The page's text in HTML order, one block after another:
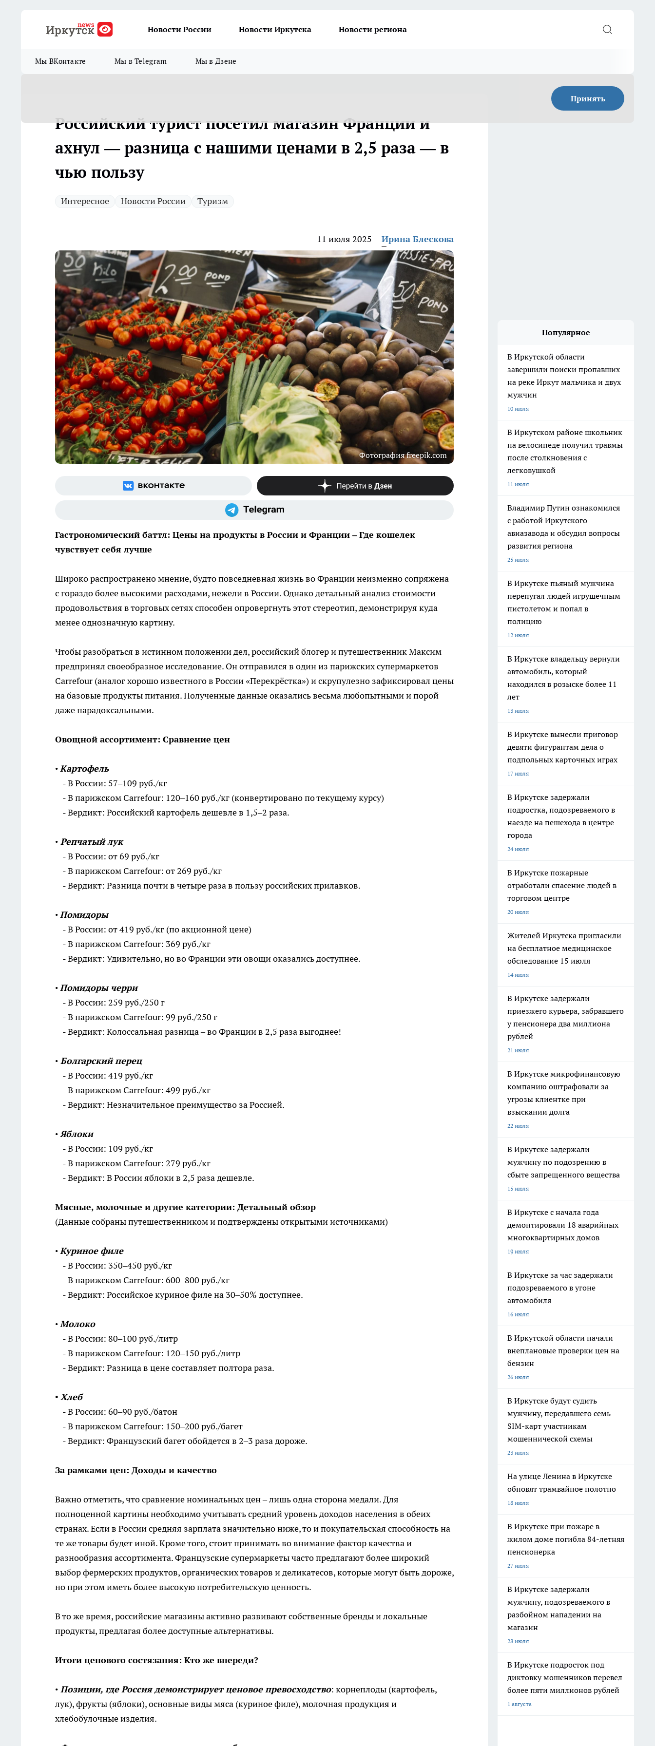
Новости России Новости Иркутска Новости региона
Мы ВКонтакте Мы в Telegram Мы в Дзене
Принять
Российский турист посетил магазин Франции и
ахнул — разница с нашими ценами в 2,5 раза — в
чью пользу
Интересное Новости России Туризм
11 июля 2025 Ирина Блескова
Фотография freepik.com
Гастрономический баттл: Цены на продукты в России и Франции – Где кошелек
чувствует себя лучше
Широко распространено мнение, будто повседневная жизнь во Франции неизменно сопряжена
с гораздо более высокими расходами, нежели в России. Однако детальный анализ стоимости
продовольствия в торговых сетях способен опровергнуть этот стереотип, демонстрируя куда
менее однозначную картину.
Чтобы разобраться в истинном положении дел, российский блогер и путешественник Максим
предпринял своеобразное исследование. Он отправился в один из парижских супермаркетов
Carrefour (аналог хорошо известного в России «Перекрёстка») и скрупулезно зафиксировал цены
на базовые продукты питания. Полученные данные оказались весьма любопытными и порой
даже парадоксальными.
Овощной ассортимент: Сравнение цен
•Картофель
- В России: 57–109 руб./кг
- В парижском Carrefour: 120–160 руб./кг (конвертировано по текущему курсу)
- Вердикт: Российский картофель дешевле в 1,5–2 раза.
• Репчатый лук
- В России: от 69 руб./кг
- В парижском Carrefour: от 269 руб./кг
- Вердикт: Разница почти в четыре раза в пользу российских прилавков.
•Помидоры
- В России: от 419 руб./кг (по акционной цене)
- В парижском Carrefour: 369 руб./кг
- Вердикт: Удивительно, но во Франции эти овощи оказались доступнее.
•Помидоры черри
- В России: 259 руб./250 г
- В парижском Carrefour: 99 руб./250 г
- Вердикт: Колоссальная разница – во Франции в 2,5 раза выгоднее!
• Болгарский перец
- В России: 419 руб./кг
- В парижском Carrefour: 499 руб./кг
- Вердикт: Незначительное преимущество за Россией.
•Яблоки
- В России: 109 руб./кг
- В парижском Carrefour: 279 руб./кг
- Вердикт: В России яблоки в 2,5 раза дешевле.
Мясные, молочные и другие категории: Детальный обзор
(Данные собраны путешественником и подтверждены открытыми источниками)
•Куриное филе
- В России: 350–450 руб./кг
- В парижском Carrefour: 600–800 руб./кг
- Вердикт: Российское куриное филе на 30–50% доступнее.
•Молоко
- В России: 80–100 руб./литр
- В парижском Carrefour: 120–150 руб./литр
- Вердикт: Разница в цене составляет полтора раза.
• Хлеб
- В России: 60–90 руб./батон
- В парижском Carrefour: 150–200 руб./багет
- Вердикт: Французский багет обойдется в 2–3 раза дороже.
За рамками цен: Доходы и качество
Важно отметить, что сравнение номинальных цен – лишь одна сторона медали. Для
полноценной картины необходимо учитывать средний уровень доходов населения в обеих
странах. Если в России средняя зарплата значительно ниже, то и покупательская способность на
те же товары будет иной. Кроме того, стоит принимать во внимание фактор качества и
разнообразия ассортимента. Французские супермаркеты часто предлагают более широкий
выбор фермерских продуктов, органических товаров и деликатесов, которые могут быть дороже,
но при этом иметь более высокую потребительскую ценность.
В то же время, российские магазины активно развивают собственные бренды и локальные
продукты, предлагая более доступные альтернативы.
Итоги ценового состязания: Кто же впереди?
• Позиции, где Россия демонстрирует ценовое превосходство: корнеплоды (картофель,
лук), фрукты (яблоки), основные виды мяса (куриное филе), молочная продукция и
хлебобулочные изделия.
Популярное
В Иркутской области
завершили поиски пропавших
на реке Иркут мальчика и двух
мужчин
10 июля
В Иркутском районе школьник
на велосипеде получил травмы
после столкновения с
легковушкой
11 июля
Владимир Путин ознакомился
с работой Иркутского
авиазавода и обсудил вопросы
развития региона
25 июля
В Иркутске пьяный мужчина
перепугал людей игрушечным
пистолетом и попал в
полицию
12 июля
В Иркутске владельцу вернули
автомобиль, который
находился в розыске более 11
лет
13 июля
В Иркутске вынесли приговор
девяти фигурантам дела о
подпольных карточных играх
17 июля
В Иркутске задержали
подростка, подозреваемого в
наезде на пешехода в центре
города
24 июля
В Иркутске пожарные
отработали спасение людей в
торговом центре
20 июля
Жителей Иркутска пригласили
на бесплатное медицинское
обследование 15 июля
14 июля
В Иркутске задержали
приезжего курьера, забравшего
у пенсионера два миллиона
рублей
21 июля
В Иркутске микрофинансовую
компанию оштрафовали за
угрозы клиентке при
взыскании долга
22 июля
В Иркутске задержали
мужчину по подозрению в
сбыте запрещенного вещества
15 июля
В Иркутске с начала года
демонтировали 18 аварийных
многоквартирных домов
19 июля
В Иркутске за час задержали
подозреваемого в угоне
автомобиля
16 июля
В Иркутской области начали
внеплановые проверки цен на
бензин
26 июля
В Иркутске будут судить
мужчину, передавшего семь
SIM-карт участникам
мошеннической схемы
23 июля
На улице Ленина в Иркутске
обновят трамвайное полотно
18 июля
В Иркутске при пожаре в
жилом доме погибла 84-летняя
пенсионерка
27 июля
В Иркутске задержали
мужчину, подозреваемого в
разбойном нападении на
магазин
28 июля
В Иркутске подросток под
диктовку мошенников перевел
более пяти миллионов рублей
1 августа